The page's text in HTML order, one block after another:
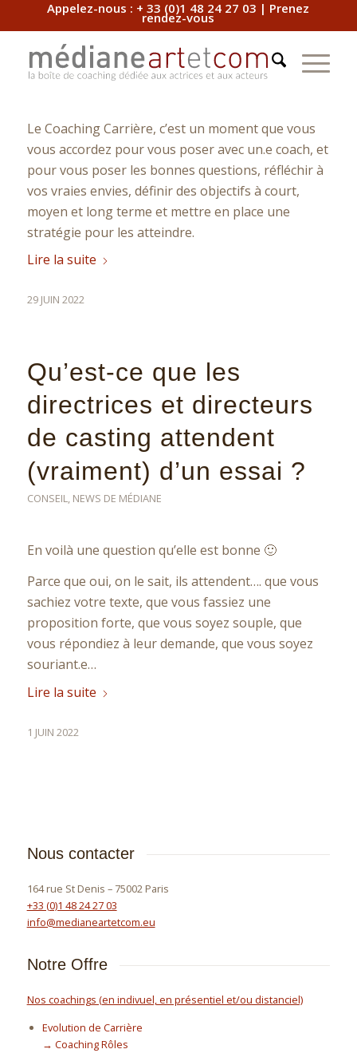
Appelez-nous : + 33 (0)1 48 24 27 03 | Prenez
rendez-vous
Qu’est-ce que le
Coaching Carrière ?
CONSEIL
Le Coaching Carrière, c’est un moment que vous
vous accordez pour vous poser avec un.e coach, et
pour vous poser les bonnes questions, réfléchir à
vos vraies envies, définir des objectifs à court,
moyen et long terme et mettre en place une
stratégie pour les atteindre.
Lire la suite
29 JUIN 2022
Qu’est-ce que les
directrices et directeurs
de casting attendent
(vraiment) d’un essai ?
CONSEIL, NEWS DE MÉDIANE
En voilà une question qu’elle est bonne 🙂
Parce que oui, on le sait, ils attendent…. que vous
sachiez votre texte, que vous fassiez une
proposition forte, que vous soyez souple, que
vous répondiez à leur demande, que vous soyez
souriant.e…
Lire la suite
1 JUIN 2022
Nous contacter
164 rue St Denis – 75002 Paris
+33 (0)1 48 24 27 03
info@medianeartetcom.eu
Notre Offre
Nos coachings (en indivuel, en présentiel et/ou distanciel)
Evolution de Carrière
→ Coaching Rôles